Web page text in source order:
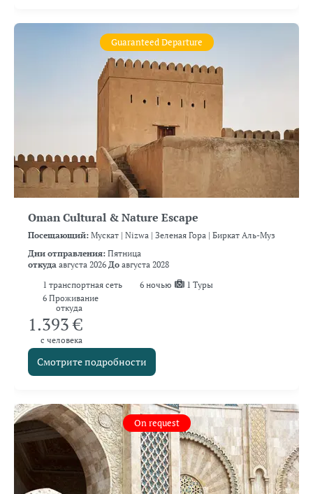
Guaranteed Departure
Oman Cultural & Nature Escape
Посещающий: Мускат | Nizwa | Зеленая Гора | Биркат Аль-Муз
Дни отправления: Пятница
откуда августа 2026 До августа 2028
1 транспортная сеть 6 ночью
1 Туры
6 Проживание
откуда
1.393 €
с человека
Смотрите подробности
On request